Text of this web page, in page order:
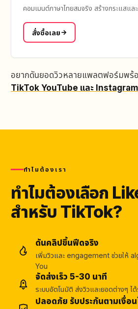
คอมเมนต์ภาษาไทยสมจริง สร้างกระแสแล
สั่งซื้อเลย
อยากดันยอดวิวหลายแพลตฟอร์มพร้
TikTok YouTube และ Instagram
ทำไมต้องเรา
ทำไมต้องเลือก
สำหรับ TikTok?
ดันคลิปขึ้นฟีดจริง
เพิ่มวิวและ engagement ช่วยให้
You
จัดส่งเร็ว 5-30 นาที
ระบบอัตโนมัติ ส่งวิวและยอดต่างๆ ไ
ปลอดภัย รับประกันตามเงื่อน